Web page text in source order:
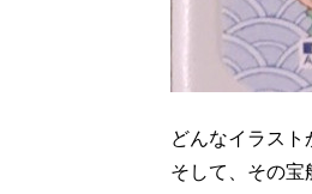
どんなイラスト
そして、その